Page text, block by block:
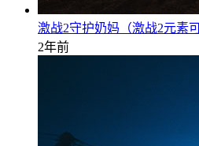
激战2守护奶妈（激战2元素
2年前